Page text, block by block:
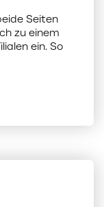
Seiten
zu einem
ein. So
in deinen